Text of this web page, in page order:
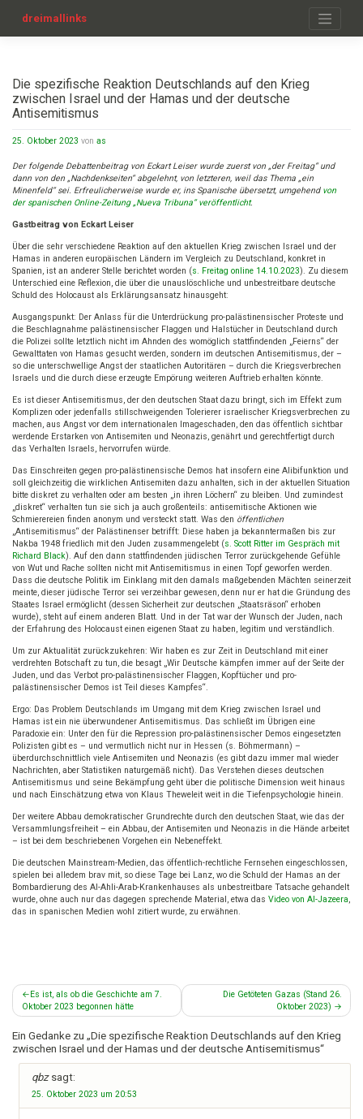
dreimallinks
Die spezifische Reaktion Deutschlands auf den Krieg
zwischen Israel und der Hamas und der deutsche
Antisemitismus
25. Oktober 2023 von as
Der folgende Debattenbeitrag von Eckart Leiser wurde zuerst von „der Freitag“ und
dann von den „Nachdenkseiten“ abgelehnt, von letzteren, weil das Thema „ein
Minenfeld“ sei. Erfreulicherweise wurde er, ins Spanische übersetzt, umgehend von
der spanischen Online-Zeitung „Nueva Tribuna“ veröffentlicht.
Gastbeitrag von Eckart Leiser
Über die sehr verschiedene Reaktion auf den aktuellen Krieg zwischen Israel und der
Hamas in anderen europäischen Ländern im Vergleich zu Deutschland, konkret in
Spanien, ist an anderer Stelle berichtet worden (s. Freitag online 14.10.2023). Zu diesem
Unterschied eine Reflexion, die über die unauslöschliche und unbestreitbare deutsche
Schuld des Holocaust als Erklärungsansatz hinausgeht:
Ausgangspunkt: Der Anlass für die Unterdrückung pro-palästinensischer Proteste und
die Beschlagnahme palästinensischer Flaggen und Halstücher in Deutschland durch
die Polizei sollte letztlich nicht im Ahnden des womöglich stattfindenden „Feierns“ der
Gewalttaten von Hamas gesucht werden, sondern im deutschen Antisemitismus, der –
so die unterschwellige Angst der staatlichen Autoritären – durch die Kriegsverbrechen
Israels und die durch diese erzeugte Empörung weiteren Auftrieb erhalten könnte.
Es ist dieser Antisemitismus, der den deutschen Staat dazu bringt, sich im Effekt zum
Komplizen oder jedenfalls stillschweigenden Tolerierer israelischer Kriegsverbrechen zu
machen, aus Angst vor dem internationalen Imageschaden, den das öffentlich sichtbar
werdende Erstarken von Antisemiten und Neonazis, genährt und gerechtfertigt durch
das Verhalten Israels, hervorrufen würde.
Das Einschreiten gegen pro-palästinensische Demos hat insofern eine Alibifunktion und
soll gleichzeitig die wirklichen Antisemiten dazu anhalten, sich in der aktuellen Situation
bitte diskret zu verhalten oder am besten „in ihren Löchern“ zu bleiben. Und zumindest
„diskret“ verhalten tun sie sich ja auch großenteils: antisemitische Aktionen wie
Schmierereien finden anonym und versteckt statt. Was den öffentlichen
„Antisemitismus“ der Palästinenser betrifft: Diese haben ja bekanntermaßen bis zur
Nakba 1948 friedlich mit den Juden zusammengelebt (s. Scott Ritter im Gespräch mit
Richard Black). Auf den dann stattfindenden jüdischen Terror zurückgehende Gefühle
von Wut und Rache sollten nicht mit Antisemitismus in einen Topf geworfen werden.
Dass die deutsche Politik im Einklang mit den damals maßgebenden Mächten seinerzeit
meinte, dieser jüdische Terror sei verzeihbar gewesen, denn nur er hat die Gründung des
Staates Israel ermöglicht (dessen Sicherheit zur deutschen „Staatsräson“ erhoben
wurde), steht auf einem anderen Blatt. Und in der Tat war der Wunsch der Juden, nach
der Erfahrung des Holocaust einen eigenen Staat zu haben, legitim und verständlich.
Um zur Aktualität zurückzukehren: Wir haben es zur Zeit in Deutschland mit einer
verdrehten Botschaft zu tun, die besagt „Wir Deutsche kämpfen immer auf der Seite der
Juden, und das Verbot pro-palästinensischer Flaggen, Kopftücher und pro-
palästinensischer Demos ist Teil dieses Kampfes“.
Ergo: Das Problem Deutschlands im Umgang mit dem Krieg zwischen Israel und
Hamas ist ein nie überwundener Antisemitismus. Das schließt im Übrigen eine
Paradoxie ein: Unter den für die Repression pro-palästinensischer Demos eingesetzten
Polizisten gibt es – und vermutlich nicht nur in Hessen (s. Böhmermann) –
überdurchschnittlich viele Antisemiten und Neonazis (es gibt dazu immer mal wieder
Nachrichten, aber Statistiken naturgemäß nicht). Das Verstehen dieses deutschen
Antisemitismus und seine Bekämpfung geht über die politische Dimension weit hinaus
und nach Einschätzung etwa von Klaus Theweleit weit in die Tiefenpsychologie hinein.
Der weitere Abbau demokratischer Grundrechte durch den deutschen Staat, wie das der
Versammlungsfreiheit – ein Abbau, der Antisemiten und Neonazis in die Hände arbeitet
– ist bei dem beschriebenen Vorgehen ein Nebeneffekt.
Die deutschen Mainstream-Medien, das öffentlich-rechtliche Fernsehen eingeschlossen,
spielen bei alledem brav mit, so diese Tage bei Lanz, wo die Schuld der Hamas an der
Bombardierung des Al-Ahli-Arab-Krankenhauses als unbestreitbare Tatsache gehandelt
wurde, ohne auch nur das dagegen sprechende Material, etwa das Video von Al-Jazeera,
das in spanischen Medien wohl zitiert wurde, zu erwähnen.
Beitragsnavigation
Es ist, als ob die Geschichte am 7.
Oktober 2023 begonnen hätte
Die Getöteten Gazas (Stand 26.
Oktober 2023)
Ein Gedanke zu „Die spezifische Reaktion Deutschlands auf den Krieg
zwischen Israel und der Hamas und der deutsche Antisemitismus“
qbz sagt:
25. Oktober 2023 um 20:53